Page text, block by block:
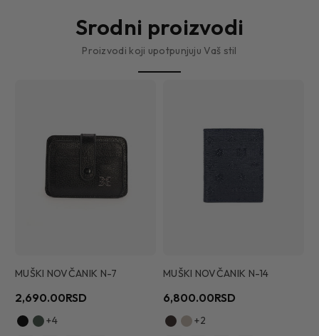
Srodni proizvodi
Proizvodi koji upotpunjuju Vaš stil
MUŠKI NOVČANIK N-7
2,690.00RSD
+4
MUŠKI NOVČANIK N-14
6,800.00RSD
+2